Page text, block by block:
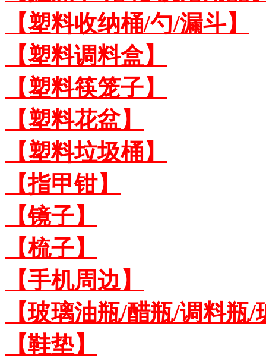
【塑料收纳桶/勺/漏斗】
【塑料调料盒】
【塑料筷笼子】
【塑料花盆】
【塑料垃圾桶】
【指甲钳】
【镜子】
【梳子】
【手机周边】
【玻璃油瓶/醋瓶/调料瓶
【鞋垫】